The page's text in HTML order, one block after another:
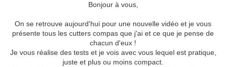
Bonjour à vous,
On se retrouve aujourd'hui pour une nouvelle vidéo et je vous
présente tous les cutters compas que j'ai et ce que je pense de
chacun d'eux !
Je vous réalise des tests et je vois avec vous lequel est pratique,
juste et plus ou moins compact.